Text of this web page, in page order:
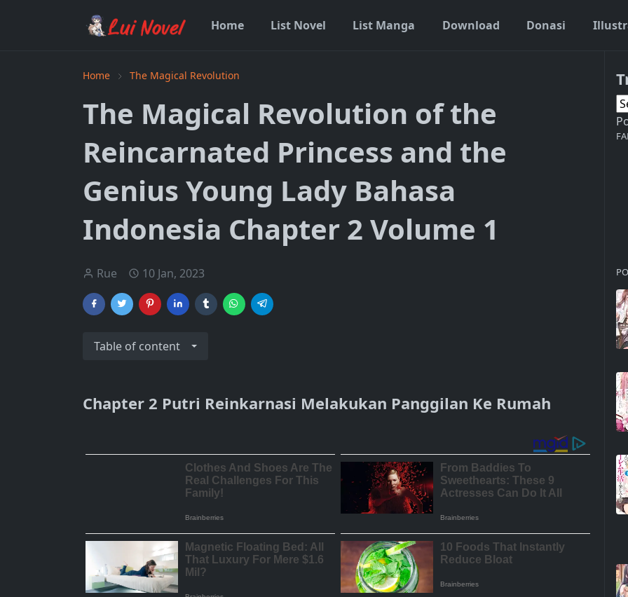
Home List Novel List Manga Download Donasi
Home The Magical Revolution
The Magical Revolution of the
Reincarnated Princess and the
Genius Young Lady Bahasa
Indonesia Chapter 2 Volume 1
Rue 10 Jan, 2023
Table of content
Chapter 2 Putri Reinkarnasi Melakukan Panggilan Ke Rumah